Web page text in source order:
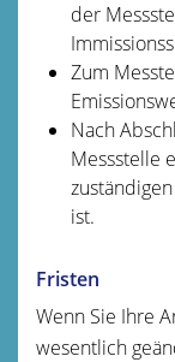
der
Zum
Nach
Messstelle
ist.
Fristen
Wenn Sie Ihre
wesentlich